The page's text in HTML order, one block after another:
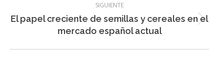
SIGUIENTE
Entrada
siguiente:
El papel creciente de semillas y cereales en el
mercado español actual